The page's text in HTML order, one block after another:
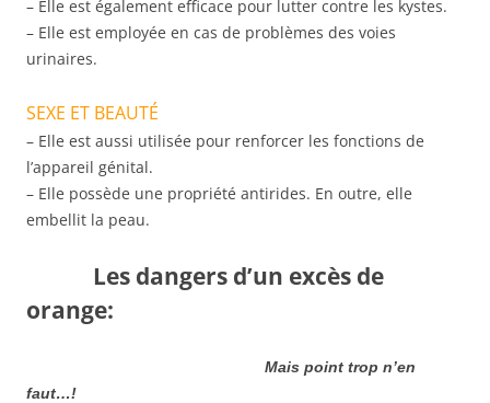
– Elle est également efficace pour lutter contre les kystes.
– Elle est employée en cas de problèmes des voies
urinaires.
SEXE ET BEAUTÉ
– Elle est aussi utilisée pour renforcer les fonctions de
l’appareil génital.
– Elle possède une propriété antirides. En outre, elle
embellit la peau.
Les dangers d’un excès de
orange:
Mais point trop n’en
faut…!